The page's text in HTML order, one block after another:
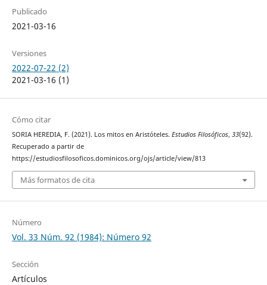
Publicado
2021-03-16
Versiones
2022-07-22 (2)
2021-03-16 (1)
Cómo citar
SORIA HEREDIA, F. (2021). Los mitos en Aristóteles. Estudios Filosóficos, 33(92).
Recuperado a partir de
https://estudiosfilosoficos.dominicos.org/ojs/article/view/813
Más formatos de cita
Número
Vol. 33 Núm. 92 (1984): Número 92
Sección
Artículos